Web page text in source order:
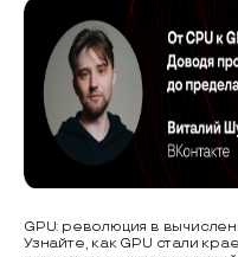
GPU: революция в
Узнайте, как GPU стали